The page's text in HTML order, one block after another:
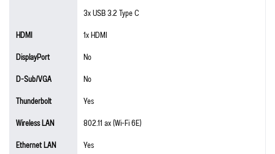
3x USB 3.2 Type C
HDMI
1x HDMI
DisplayPort
No
D-Sub/VGA
No
Thunderbolt
Yes
Wireless LAN
802.11 ax (Wi-Fi 6E)
Ethernet LAN
Yes